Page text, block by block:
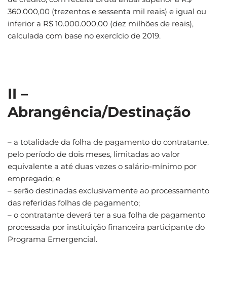
360.000,00 (trezentos e sessenta mil reais) e igual ou
inferior a R$ 10.000.000,00 (dez milhões de reais),
calculada com base no exercício de 2019.
II –
Abrangência/Destinação
– a totalidade da folha de pagamento do contratante,
pelo período de dois meses, limitadas ao valor
equivalente a até duas vezes o salário-mínimo por
empregado; e
– serão destinadas exclusivamente ao processamento
das referidas folhas de pagamento;
– o contratante deverá ter a sua folha de pagamento
processada por instituição financeira participante do
Programa Emergencial.